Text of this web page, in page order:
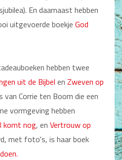
En daarnaast hebben
uitgevoerde boekje God
hebben twee
uit de Bijbel en Zweven op
van Corrie ten Boom die een
vormgeving hebben
komt nog, en Vertrouw op
met foto's, is haar boek
doen.